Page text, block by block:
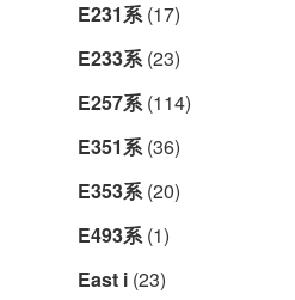
E231系 (17)
E233系 (23)
E257系 (114)
E351系 (36)
E353系 (20)
E493系 (1)
East i (23)